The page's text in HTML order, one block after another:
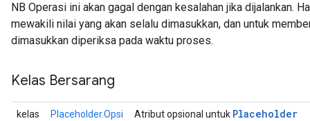
NB Operasi ini akan gagal dengan kesalahan jika dijalankan.
mewakili nilai yang akan selalu dimasukkan, dan untuk
dimasukkan diperiksa pada waktu proses.
Kelas Bersarang
kelas Placeholder.Opsi Atribut opsional untuk Placeholder